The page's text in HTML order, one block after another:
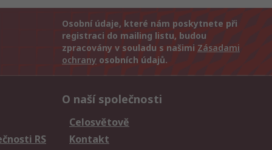
Osobní údaje, které nám poskytnete při
registraci do mailing listu, budou
zpracovány v souladu s našimi Zásadami
ochrany osobních údajů.
RS
O naší společnosti
Celosvětově
Kontakt